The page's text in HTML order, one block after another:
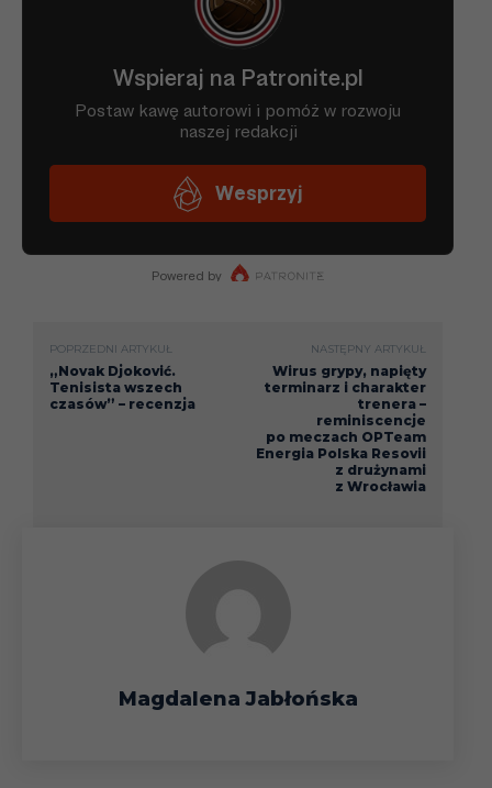
POPRZEDNI ARTYKUŁ
„Novak Djoković.
Tenisista wszech
czasów” – recenzja
NASTĘPNY ARTYKUŁ
Wirus grypy, napięty
terminarz i charakter
trenera –
reminiscencje
po meczach OPTeam
Energia Polska Resovii
z drużynami
z Wrocławia
Magdalena Jabłońska